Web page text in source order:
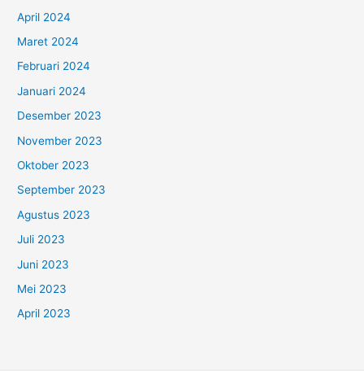
April 2024
Maret 2024
Februari 2024
Januari 2024
Desember 2023
November 2023
Oktober 2023
September 2023
Agustus 2023
Juli 2023
Juni 2023
Mei 2023
April 2023